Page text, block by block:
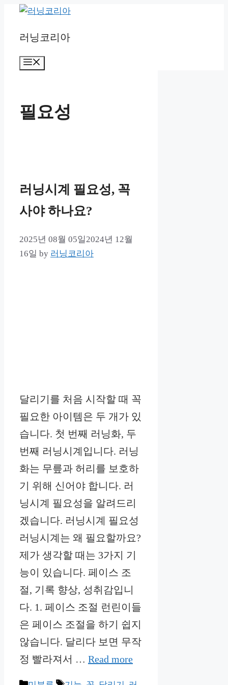
Skip
content러닝코리아
필요성
러닝시계 필요성, 꼭
사야 하나요?
2025년 08월 05일2024년 12월
16일 by 러닝코리아
달리기를 처음 시작할 때 꼭
필요한 아이템은 두 개가 있
습니다. 첫 번째 러닝화, 두
번째 러닝시계입니다. 러닝
화는 무릎과 허리를 보호하
기 위해 신어야 합니다. 러
닝시계 필요성을 알려드리
겠습니다. 러닝시계 필요성
러닝시계는 왜 필요할까요?
제가 생각할 때는 3가지 기
능이 있습니다. 페이스 조
절, 기록 향상, 성취감입니
다. 1. 페이스 조절 런린이들
은 페이스 조절을 하기 쉽지
않습니다. 달리다 보면 무작
정 빨라져서 … Read more